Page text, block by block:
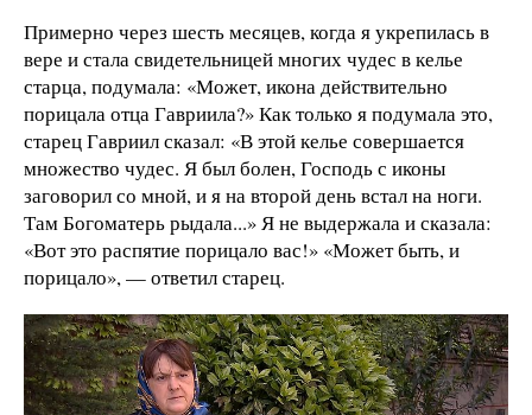
Примерно через шесть месяцев, когда я укрепилась в
вере и стала свидетельницей многих чудес в келье
старца, подумала: «Может, икона действительно
порицала отца Гавриила?» Как только я подумала это,
старец Гавриил сказал: «В этой келье совершается
множество чудес. Я был болен, Господь с иконы
заговорил со мной, и я на второй день встал на ноги.
Там Богоматерь рыдала...» Я не выдержала и сказала:
«Вот это распятие порицало вас!» «Может быть, и
порицало», — ответил старец.